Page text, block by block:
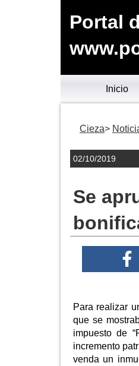
Portal
Inicio
Cieza
02/10/2019
Se
Para realizar
que se
impuesto de
incremento
venda un